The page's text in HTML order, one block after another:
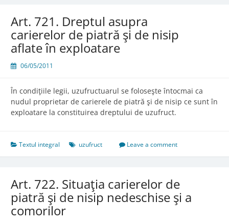
Art. 721. Dreptul asupra
carierelor de piatră şi de nisip
aflate în exploatare
06/05/2011
În condiţiile legii, uzufructuarul se foloseşte întocmai ca
nudul proprietar de carierele de piatră şi de nisip ce sunt în
exploatare la constituirea dreptului de uzufruct.
Textul integral uzufruct Leave a comment
Art. 722. Situaţia carierelor de
piatră şi de nisip nedeschise şi a
comorilor